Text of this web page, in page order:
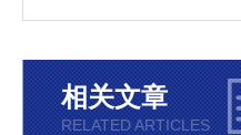
相关文章
RELATED ARTICLES